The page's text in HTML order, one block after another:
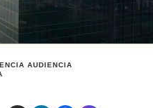
AUDIENCIA